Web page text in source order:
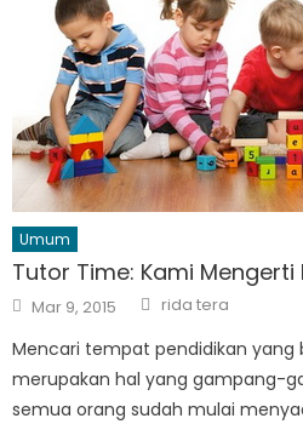
Umum
Tutor Time: Kami
Posted
on
Mar 9, 2015 Author
rida tera
Mencari tempat pendidikan yang
merupakan hal yang gampang-
semua orang sudah mulai